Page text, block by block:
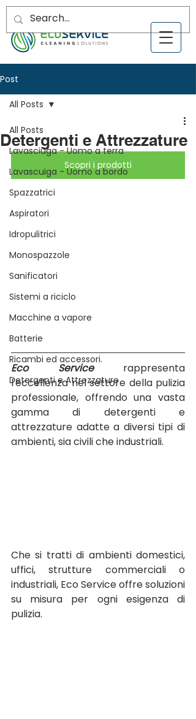
Post
All Posts
Lavasciuga - Uomo a terra
Lavascuiga - Uomo a bordo
Spazzatrici
Aspiratori
Idropulitrici
Monospazzole
Sanificatori
Sistemi a riciclo
Macchine a vapore
Batterie
Ricambi ed accessori.
Detergenti e Attrezzature
All Posts
Detergenti e Attrezzature
Scopri i prodotti
Eco Service rappresenta
l'eccellenza nel settore della pulizia
professionale, offrendo una vasta
gamma di detergenti e
attrezzature adatte a diversi tipi di
ambienti, sia civili che industriali.
Che si tratti di ambienti domestici,
uffici, strutture commerciali o
industriali, Eco Service offre soluzioni
su misura per ogni esigenza di
pulizia.